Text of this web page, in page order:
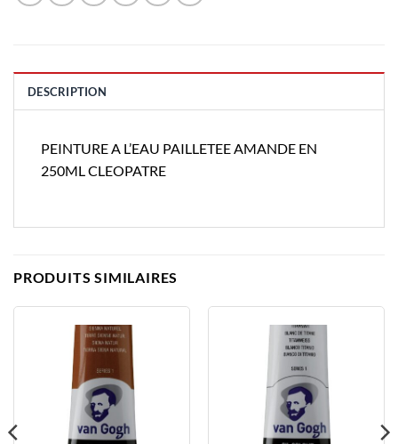
DESCRIPTION
PEINTURE A L’EAU PAILLETEE AMANDE EN
250ML CLEOPATRE
PRODUITS SIMILAIRES